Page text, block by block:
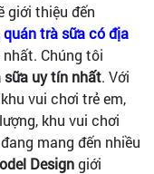
giới thiệu đến
trà sữa có địa
Chúng tôi
sữa uy tín nhất. Với
vui chơi trẻ em,
khu vui chơi
mang đến nhiều
Designgiới